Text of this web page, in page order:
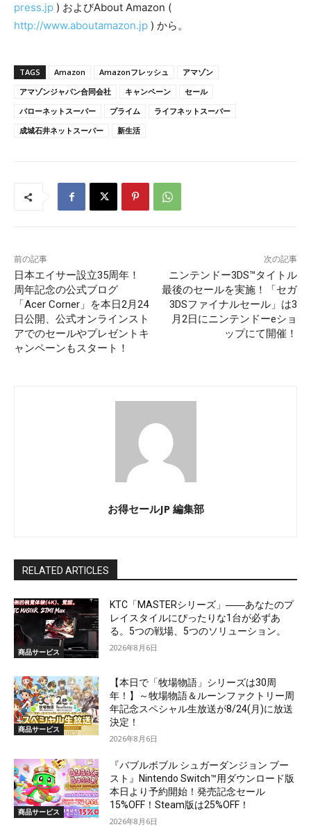
press.jp ) およびAbout Amazon (
http://www.aboutamazon.jp ) から。
TAGS Amazon Amazonフレッシュ
アマゾン
アマゾンジャパン合同会社
キャンペーン
セール
バローネットスーパー
プライム
ライフネットスーパー
成城石井ネットスーパー
新生活
前の記事
日本エイサー設立35周年！
周年記念の公式ブログ
「Acer Corner」を本日2月24
日公開、公式オンラインスト
アでのセールやプレゼントキ
ャンペーンもスタート！
次の記事
ニンテンドー3DS™タイトル
最後のセールを実施！「セガ
3DSファイナルセール」は3
月2日にニンテンドーeショ
ップにて開催！
お得セールJP 編集部
RELATED ARTICLES
商品サービス
KTC「MASTERシリーズ」――あなたのプ
レイスタイルにぴったりな1台が必ずあ
る。5つの戦場、5つのソリューション。
2026年8月6日
商品サービス
【本日で「牧場物語」シリーズは30周
年！】～牧場物語＆ルーンファクトリー周
年記念スペシャル生放送が8/24(月)に放送
決定！
2026年8月6日
商品サービス
『バブルボブル シュガーダンジョン ブー
スト』Nintendo Switch™用ダウンロード版
本日より予約開始！発売記念セール
15%OFF！Steam版は25%OFF！
2026年8月6日